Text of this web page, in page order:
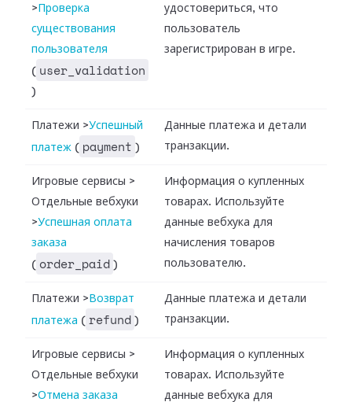
> Проверка
существования
пользователя
( user_validation
)
удостовериться, что
пользователь
зарегистрирован в игре.
Платежи >Успешный
платеж ( payment )
Данные платежа и детали
транзакции.
Игровые сервисы >
Отдельные вебхуки
>Успешная оплата
заказа
( order_paid )
Информация о купленных
товарах. Используйте
данные вебхука для
начисления товаров
пользователю.
Платежи > Возврат
платежа ( refund )
Данные платежа и детали
транзакции.
Игровые сервисы >
Отдельные вебхуки
>Отмена заказа
Информация о купленных
товарах. Используйте
данные вебхука для